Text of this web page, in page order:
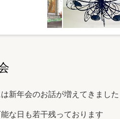
新年会のお話が増えてきました
な日も若干残っております